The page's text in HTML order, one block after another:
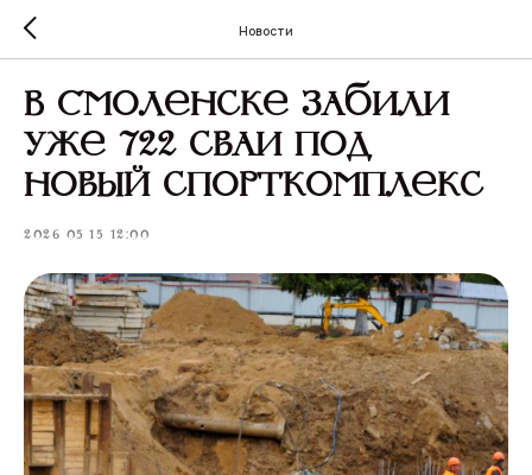
Новости
В Смоленске забили
уже 722 сваи под
новый спорткомплекс
2026-05-15 12:00